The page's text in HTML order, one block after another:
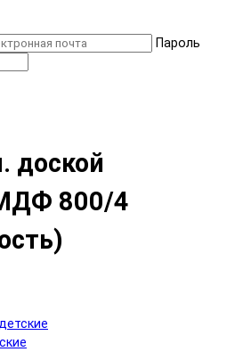
Пароль
доской
800/4